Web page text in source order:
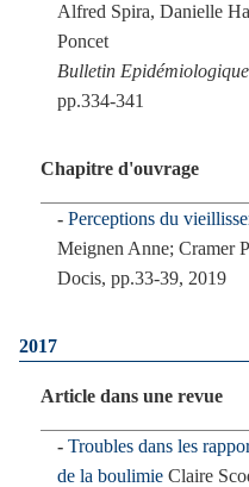
Alfred Spira, Danielle
Poncet
Bulletin
pp.334-341
Chapitre d'ouvrage
Perceptions du
Meignen Anne; Cramer
Docis, pp.33-39, 2019
2017
Article dans une revue
Troubles dans les
de la boulimie Claire